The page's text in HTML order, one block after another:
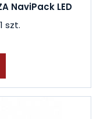
NaviPack LED
szt.